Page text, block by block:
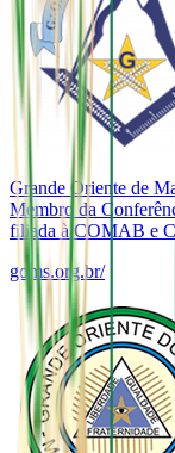
Grande Oriente de
Membro da
filiada à COMAB e
goms.org.br/